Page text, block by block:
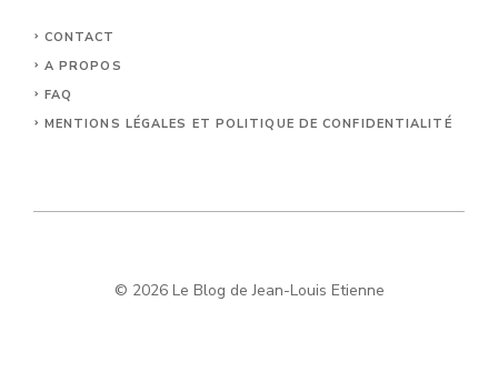
CONTACT
A PROPOS
FAQ
MENTIONS LÉGALES ET POLITIQUE DE CONFIDENTIALITÉ
© 2026 Le Blog de Jean-Louis Etienne